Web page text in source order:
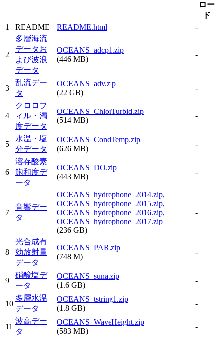
ロー
ド
1
README README.html -
2
多層海流
データお
よび波浪
データ
OCEANS_adcp1.zip
(446 MB)
-
3
乱流デー
タ
OCEANS_adv.zip
(22 GB)
-
4
クロロフ
ィル・濁
度データ
OCEANS_ChlorTurbid.zip
(514 MB)
-
5
水温・塩
分データ
OCEANS_CondTemp.zip
(626 MB)
-
6
溶存酸素
飽和度デ
ータ
OCEANS_DO.zip
(443 MB)
-
7
音響デー
タ
OCEANS_hydrophone_2014.zip,
OCEANS_hydrophone_2015.zip,
OCEANS_hydrophone_2016.zip,
OCEANS_hydrophone_2017.zip
(236 GB)
-
8
光合成有
効放射量
データ
OCEANS_PAR.zip
(748 M)
-
9
硝酸塩デ
ータ
OCEANS_suna.zip
(1.6 GB)
-
10
多層水温
データ
OCEANS_tstring1.zip
(1.8 GB)
-
11
波高デー
タ
OCEANS_WaveHeight.zip
(583 MB)
-